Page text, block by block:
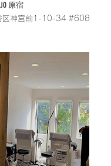
原宿
区神宮前1-10-34 #608